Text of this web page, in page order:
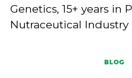
Genetics, 15+ years in
Nutraceutical Industry
BLOG